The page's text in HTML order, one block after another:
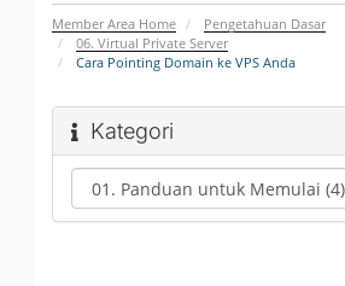
Member Area Home
Pengetahuan Dasar
06. Virtual Private Server
Cara Pointing Domain ke VPS Anda
Kategori